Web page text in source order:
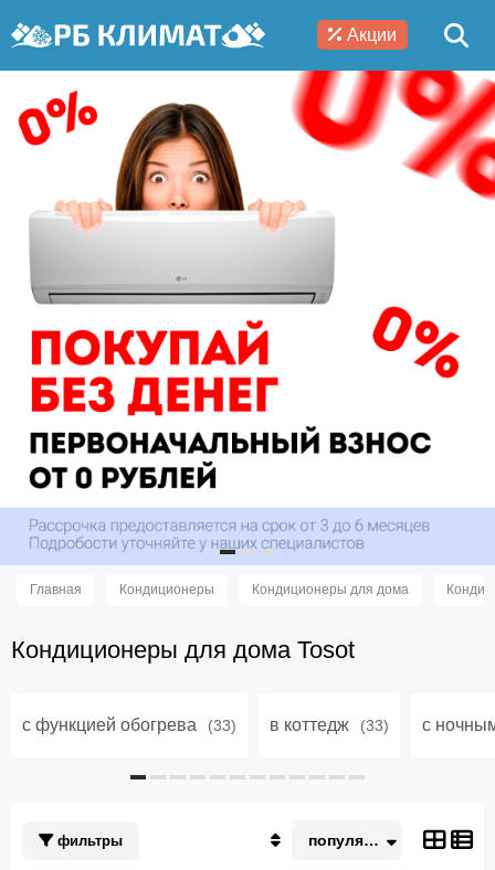
Акции
Главная Кондиционеры Кондиционеры для дома
Кондиционеры для дома Tosot
с функцией обогрева (33) в коттедж (33) с
фильтры популярные